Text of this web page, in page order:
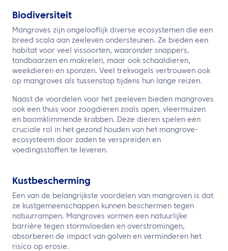
Biodiversiteit
Mangroves zijn ongelooflijk diverse ecosystemen die een
breed scala aan zeeleven ondersteunen. Ze bieden een
habitat voor veel vissoorten, waaronder snappers,
tandbaarzen en makrelen, maar ook schaaldieren,
weekdieren en sponzen. Veel trekvogels vertrouwen ook
op mangroves als tussenstop tijdens hun lange reizen.
Naast de voordelen voor het zeeleven bieden mangroves
ook een thuis voor zoogdieren zoals apen, vleermuizen
en boomklimmende krabben. Deze dieren spelen een
cruciale rol in het gezond houden van het mangrove-
ecosysteem door zaden te verspreiden en
voedingsstoffen te leveren.
Kustbescherming
Een van de belangrijkste voordelen van mangroven is dat
ze kustgemeenschappen kunnen beschermen tegen
natuurrampen. Mangroves vormen een natuurlijke
barrière tegen stormvloeden en overstromingen,
absorberen de impact van golven en verminderen het
risico op erosie.